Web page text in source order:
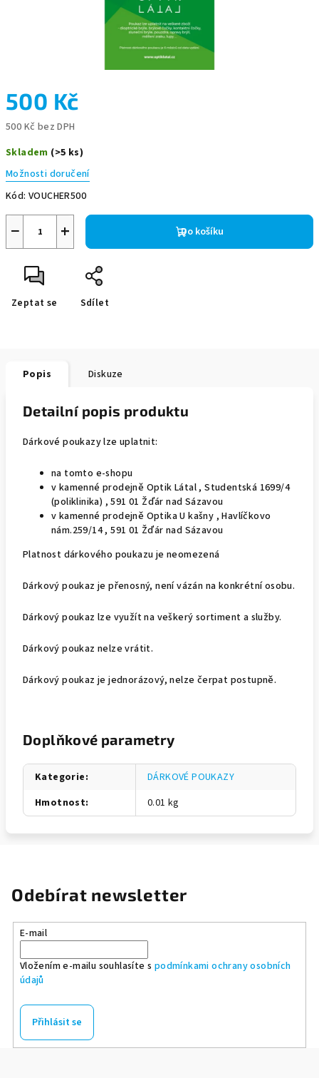
500 Kč
500 Kč bez DPH
cena:
Skladem (>5 ks)
Možnosti doručení
Kód: VOUCHER500
+
− Do košíku
Zeptat se Sdílet
Popis Diskuze
Detailní popis produktu
Dárkové poukazy lze uplatnit:
na tomto e-shopu
v kamenné prodejně Optik Látal , Studentská 1699/4
(poliklinika) , 591 01 Žďár nad Sázavou
v kamenné prodejně Optika U kašny , Havlíčkovo
nám.259/14 , 591 01 Žďár nad Sázavou
Platnost dárkového poukazu je neomezená
Dárkový poukaz je přenosný, není vázán na konkrétní osobu.
Dárkový poukaz lze využít na veškerý sortiment a služby.
Dárkový poukaz nelze vrátit.
Dárkový poukaz je jednorázový, nelze čerpat postupně.
Doplňkové parametry
Kategorie:
DÁRKOVÉ POUKAZY
Hmotnost: 0.01 kg
Odebírat newsletter
E-mail
Vložením e-mailu souhlasíte s podmínkami ochrany osobních
údajů
Přihlásit se